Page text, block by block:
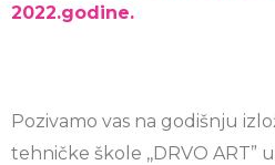
2022.godine.
Pozivamo vas na godišnju
tehničke škole ,,DRVO ART”